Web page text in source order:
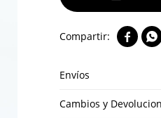
 
Envíos
Cambios y